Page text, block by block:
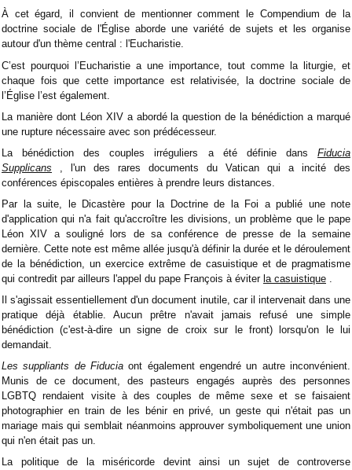
À cet égard, il convient de mentionner comment le Compendium de la
doctrine sociale de l'Église aborde une variété de sujets et les organise
autour d'un thème central : l'Eucharistie.
C’est pourquoi l’Eucharistie a une importance, tout comme la liturgie, et
chaque fois que cette importance est relativisée, la doctrine sociale de
l’Église l’est également.
La manière dont Léon XIV a abordé la question de la bénédiction a marqué
une rupture nécessaire avec son prédécesseur.
La bénédiction des couples irréguliers a été définie dans Fiducia
Supplicans , l'un des rares documents du Vatican qui a incité des
conférences épiscopales entières à prendre leurs distances.
Par la suite, le Dicastère pour la Doctrine de la Foi a publié une note
d'application qui n'a fait qu'accroître les divisions, un problème que le pape
Léon XIV a souligné lors de sa conférence de presse de la semaine
dernière. Cette note est même allée jusqu'à définir la durée et le déroulement
de la bénédiction, un exercice extrême de casuistique et de pragmatisme
qui contredit par ailleurs l'appel du pape François à éviter la casuistique
Il s'agissait essentiellement d'un document inutile, car il intervenait dans une
pratique déjà établie. Aucun prêtre n'avait jamais refusé une simple
bénédiction (c'est-à-dire un signe de croix sur le front) lorsqu'on le lui
demandait.
Les suppliants de Fiducia ont également engendré un autre inconvénient.
Munis de ce document, des pasteurs engagés auprès des personnes
LGBTQ rendaient visite à des couples de même sexe et se faisaient
photographier en train de les bénir en privé, un geste qui n'était pas un
mariage mais qui semblait néanmoins approuver symboliquement une union
qui n'en était pas un.
La politique de la miséricorde devint ainsi un sujet de controverse